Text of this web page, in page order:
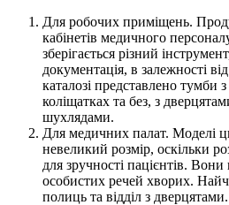
Для робочих приміщень.
кабінетів медичного
зберігається різний
документація, в залежності
каталозі представлено тумби
коліщатках та без, з
шухлядами.
Для медичних палат. Моделі
невеликий розмір, оскільки
для зручності пацієнтів. Вони
особистих речей хворих.
полиць та відділ з дверцятами.